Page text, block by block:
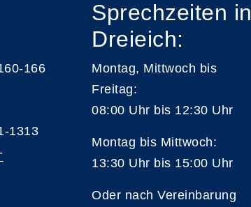
166
1313
Sprechzeiten in
Dreieich:
Montag, Mittwoch bis
Freitag:
08:00 Uhr bis 12:30 Uhr
Montag bis Mittwoch:
13:30 Uhr bis 15:00 Uhr
Oder nach Vereinbarung